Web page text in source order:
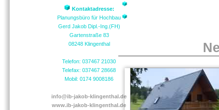
Kontaktadresse:
Planungsbüro für Hochbau
Gerd Jakob Dipl.-Ing.(FH)
Gartenstraße 83
08248 Klingenthal
Telefon: 037467 21030
Telefax: 037467 28668
Mobil: 0174 9008186
info@ib-jakob-klingenthal.de
www.ib-jakob-klingenthal.de